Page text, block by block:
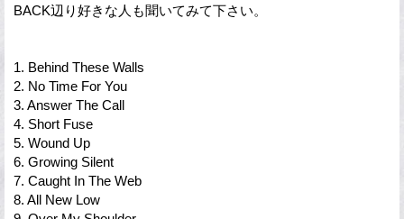
BACK辺り好きな人も聞いてみて下さい。
1. Behind These Walls
2. No Time For You
3. Answer The Call
4. Short Fuse
5. Wound Up
6. Growing Silent
7. Caught In The Web
8. All New Low